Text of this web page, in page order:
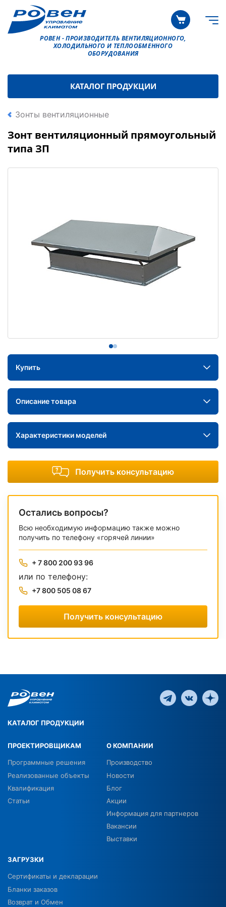
РОВЕН - ПРОИЗВОДИТЕЛЬ ВЕНТИЛЯЦИОННОГО,
ХОЛОДИЛЬНОГО И ТЕПЛООБМЕННОГО
ОБОРУДОВАНИЯ
КАТАЛОГ ПРОДУКЦИИ
Зонты вентиляционные
Зонт вентиляционный прямоугольный
типа ЗП
Купить
Описание товара
Характеристики моделей
Получить консультацию
Остались вопросы?
Всю необходимую информацию также можно
получить по телефону «горячей линии»
+ 7 800 200 93 96
или по телефону:
+7 800 505 08 67
Получить консультацию
КАТАЛОГ ПРОДУКЦИИ
ПРОЕКТИРОВЩИКАМ
Программные решения
Реализованные объекты
Квалификация
Статьи
О КОМПАНИИ
Производство
Новости
Блог
Акции
Информация для партнеров
Вакансии
Выставки
ЗАГРУЗКИ
Сертификаты и декларации
Бланки заказов
Возврат и Обмен